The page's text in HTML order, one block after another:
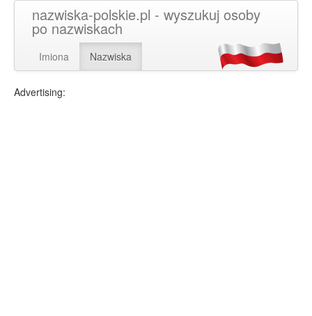
nazwiska-polskie.pl - wyszukuj osoby
po nazwiskach
Imiona Nazwiska
Advertising: